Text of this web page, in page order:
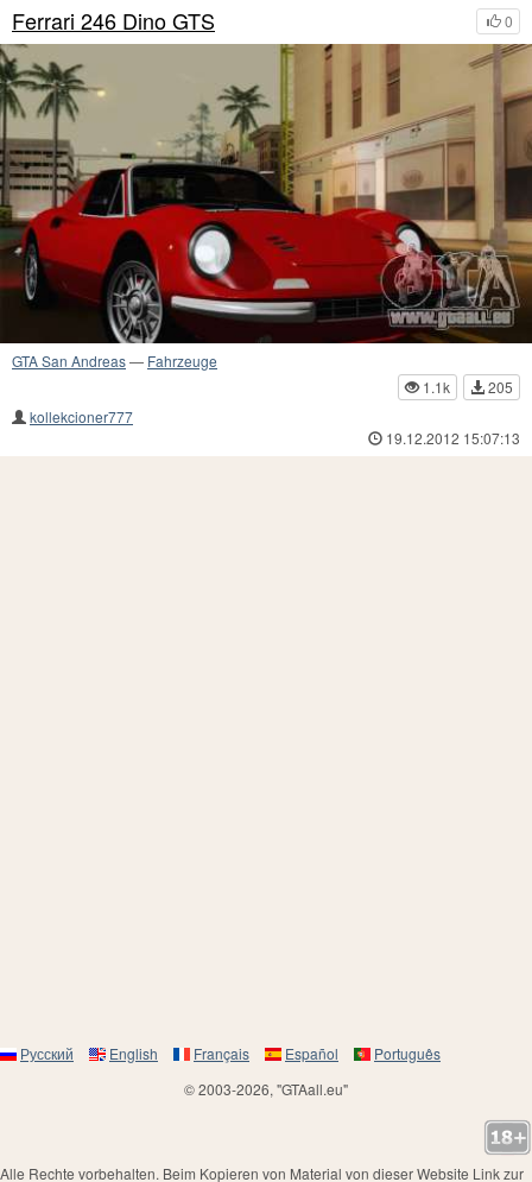
0
Ferrari 246 Dino GTS
GTA San Andreas— Fahrzeuge
1.1k
205
kollekcioner777
19.12.2012 15:07:13
Русский English Français Español
Português
© 2003-2026, "GTAall.eu"
Alle Rechte vorbehalten. Beim Kopieren von Material von dieser Website Link zur